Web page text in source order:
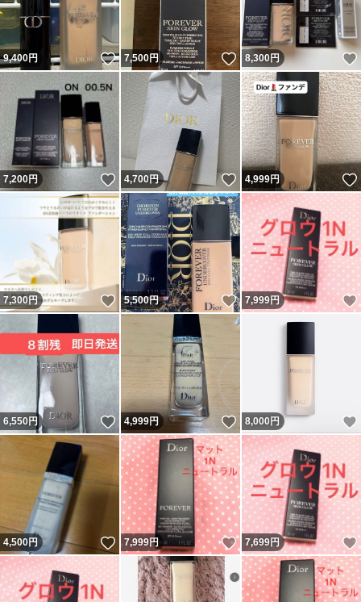
9,400円 いいね！
7,500円 いいね！
8,300円
7,200円 いいね！
4,700円 いいね！
4,999円
7,300円 いいね！
5,500円 いいね！
7,999円
6,550円 いいね！
4,999円 いいね！
8,000 円
4,500円 いいね！
7,999円 いいね！
7,699円